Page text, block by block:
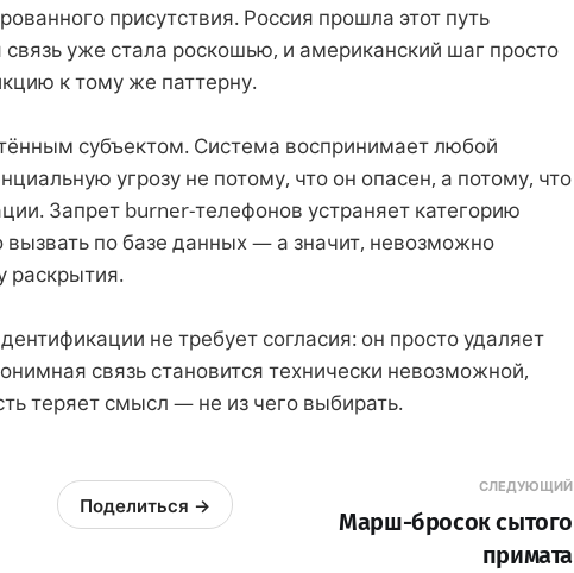
присутствия. Россия прошла этот путь
уже стала роскошью, и американский шаг просто
к тому же паттерну.
субъектом. Система воспринимает любой
угрозу не потому, что он опасен, а потому, что
Запрет burner-телефонов устраняет категорию
по базе данных — а значит, невозможно
раскрытия.
не требует согласия: он просто удаляет
связь становится технически невозможной,
теряет смысл — не из чего выбирать.
Поделиться →
СЛЕДУЮЩИЙ
Марш-бросок сытого
примата